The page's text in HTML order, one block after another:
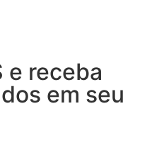
e receba
em seu